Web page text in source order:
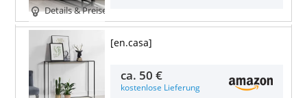
Details & Preise
[en.casa]
ca. 50 €
kostenlose Lieferung